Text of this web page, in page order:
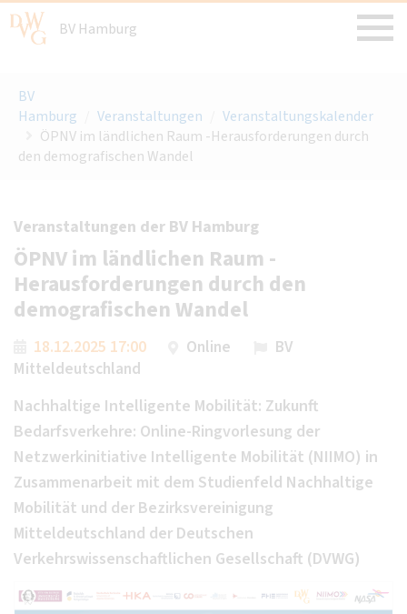
BV Hamburg
BV
Hamburg
Veranstaltungen
Veranstaltungskalender
ÖPNV im ländlichen Raum -Herausforderungen durch
den demografischen Wandel
Veranstaltungen der BV Hamburg
ÖPNV im ländlichen Raum -
Herausforderungen durch den
demografischen Wandel
18.12.2025 17:00 Online
BV
Mitteldeutschland
Nachhaltige Intelligente Mobilität: Zukunft
Bedarfsverkehre: Online-Ringvorlesung der
Netzwerkinitiative Intelligente Mobilität (NIIMO) in
Zusammenarbeit mit dem Studienfeld Nachhaltige
Mobilität und der Bezirksvereinigung
Mitteldeutschland der Deutschen
Verkehrswissenschaftlichen Gesellschaft (DVWG)